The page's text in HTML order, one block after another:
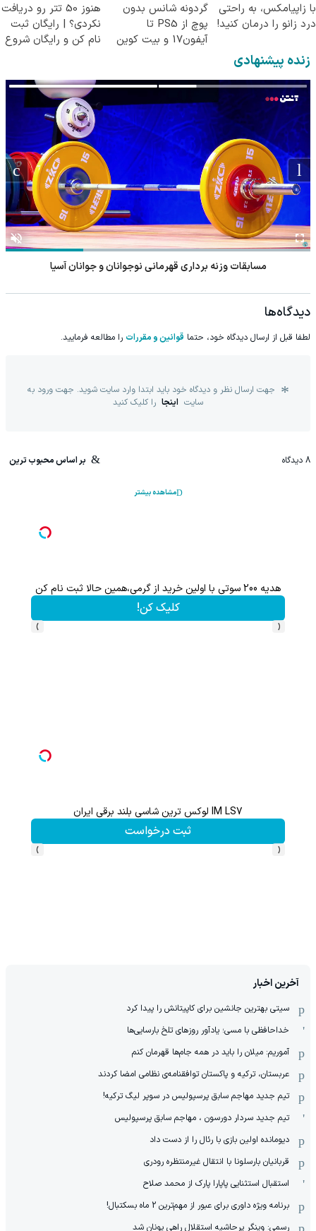
با زاپیامکس، به راحتی
درد زانو را درمان کنید!
گردونه شانس بدون
پوچ از PS5 تا
آیفون17 و بیت کوین
هنوز 50 تتر رو دریافت
نکردی؟ | رایگان ثبت
نام کن و رایگان شروع
زنده پیشنهادی
مسابقات وزنه برداری قهرمانی نوجوانان و جوانان آسیا
دیدگاه‌ها
لطفا قبل از ارسال دیدگاه خود، حتما قوانین و مقررات را مطالعه فرمایید.
جهت ارسال نظر و دیدگاه خود باید ابتدا وارد سایت شوید. جهت ورود به
سایت اینجا را کلیک کنید
8 دیدگاه بر اساس محبوب ترین
مشاهده بیشتر
هدیه 200 سوتی با اولین خرید از گرمی،همین حالا ثبت نام کن
کلیک کن!
‹
›
IM LS7 لوکس ترین شاسی بلند برقی ایران
ثبت درخواست
‹
›
آخرین اخبار
سیتی بهترین جانشین برای کاپیتانش را پیدا کرد
خداحافظی با مسی؛ یادآور روزهای تلخ بارسایی‌ها
آموریم: میلان را باید در همه جام‌ها قهرمان کنم
عربستان، ترکیه و پاکستان توافقنامه‌ی نظامی امضا کردند
تیم جدید مهاجم سابق پرسپولیس در سوپر لیگ ترکیه!
تیم جدید سردار دورسون ، مهاجم سابق پرسپولیس
دیومانده اولین بازی با رئال را از دست داد
قربانیان بارسلونا با انتقال غیرمنتظره رودری
استقبال استثنایی پاپارا پارک از محمد صلاح
برنامه ویژه داوری برای عبور از مهم‌ترین 2 ماه بسکتبال!
رسمی: وینگر پرحاشیه استقلال راهی یونان شد